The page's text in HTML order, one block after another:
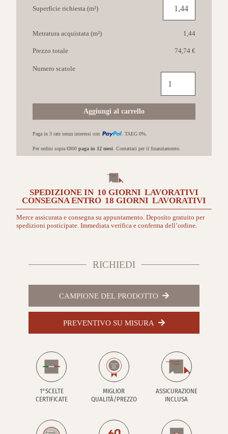
Superficie richiesta (m²)
Metratura acquistata (m²) 1,44
Prezzo totale 74,74 €
PETRUS
Carte
quantità
Aggiungi al carrello
Numero scatole
Paga in 3 rate senza interessi con . TAEG 0%.
Per ordini sopra €800 paga in 12 mesi. Contattaci per il finanziamento.
SPEDIZIONE IN 10 GIORNI LAVORATIVI
CONSEGNA ENTRO 18 GIORNI LAVORATIVI
Merce assicurata e consegna su appuntamento. Deposito gratuito per
spedizioni posticipate. Immediata verifica e conferma dell’ordine.
RICHIEDI
CAMPIONE DEL PRODOTTO
PREVENTIVO SU MISURA
1°SCELTE
CERTIFICATE
MIGLIOR
QUALITÀ/PREZZO
ASSICURAZIONE
INCLUSA